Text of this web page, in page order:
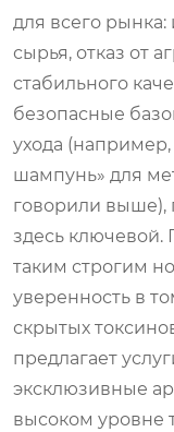
для всего
сырья, отказ от
стабильного
безопасные
ухода
шампунь» для
говорили выше),
здесь ключевой.
таким строгим
уверенность в
скрытых
предлагает
эксклюзивные
высоком уровне